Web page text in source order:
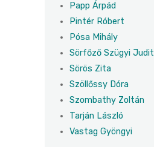
Papp Árpád
Pintér Róbert
Pósa Mihály
Sörfőző Szügyi Judit
Sörös Zita
Szöllőssy Dóra
Szombathy Zoltán
Tarján László
Vastag Gyöngyi